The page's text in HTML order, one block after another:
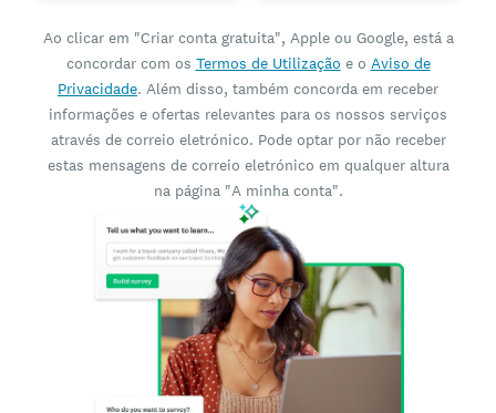
Ao clicar em "Criar conta gratuita", Apple ou Google, está a
concordar com os Termos de Utilização e o Aviso de
Privacidade. Além disso, também concorda em receber
informações e ofertas relevantes para os nossos serviços
através de correio eletrónico. Pode optar por não receber
estas mensagens de correio eletrónico em qualquer altura
na página "A minha conta".